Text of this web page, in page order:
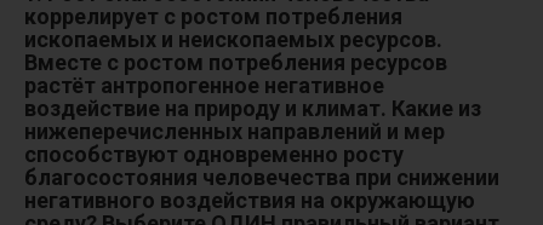
коррелирует с ростом потребления
ископаемых и неископаемых ресурсов.
Вместе с ростом потребления ресурсов
растёт антропогенное негативное
воздействие на природу и климат. Какие из
нижеперечисленных направлений и мер
способствуют одновременно росту
благосостояния человечества при снижении
негативного воздействия на окружающую